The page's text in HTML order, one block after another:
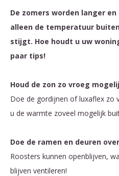
De zomers worden langer
alleen de temperatuur
stijgt. Hoe houdt u uw
paar tips!
Houd de zon zo vroeg
Doe de gordijnen of luxaflex zo
u de warmte zoveel mogelijk
Doe de ramen en deuren
Roosters kunnen openblijven,
blijven ventileren!